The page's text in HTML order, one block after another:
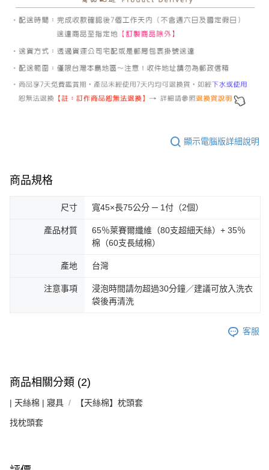
顯示電腦版詳細說明
商品規格
尺寸 寬45×長75公分 ─ 1付（2個）
產品材質
65％萊賽爾纖維（80支超細天絲）+ 35％
棉（60支長絨棉）
產地 台灣
注意事項
浸泡時間請勿超過30分鐘／建議可放入洗衣
袋後再清洗
客服
商品相關分類 (2)
| 天絲棉 | 寢具 【天絲棉】枕頭套
找枕頭套